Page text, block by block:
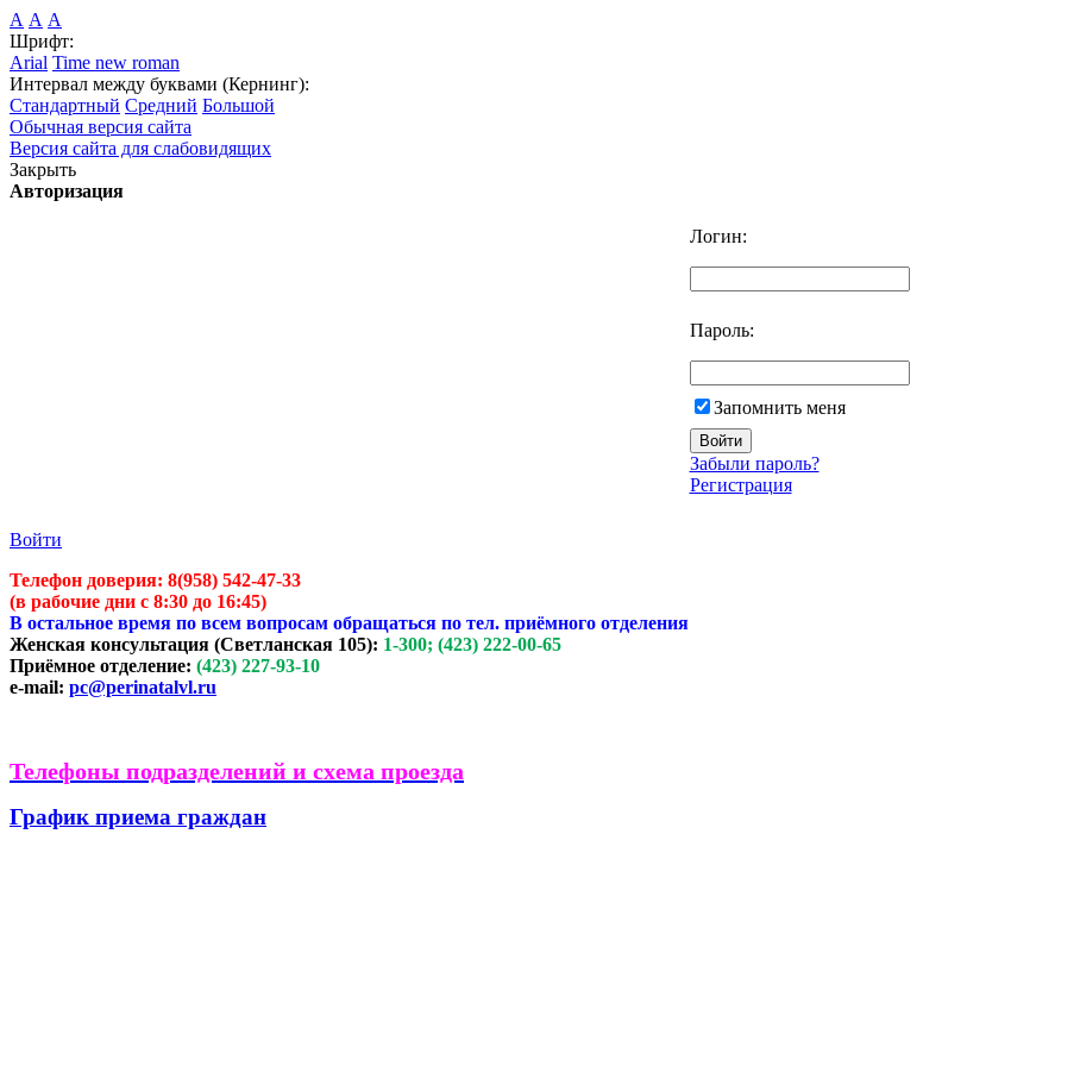
А А А
Шрифт:
Arial Time new roman
Интервал между буквами (Кернинг):
Стандартный Средний Большой
Обычная версия сайта
Версия сайта для слабовидящих
Закрыть
Авторизация
Логин:
Пароль:
Запомнить меня
Забыли пароль?
Регистрация
Войти
Телефон доверия: 8(958) 542-47-33
(в рабочие дни с 8:30 до 16:45)
В остальное время по всем вопросам обращаться по тел. приёмного отделения
Женская консультация (Светланская 105): 1-300; (423) 222-00-65
Приёмное отделение: (423) 227-93-10
e-mail: pc@perinatalvl.ru
Телефоны подразделений и схема проезда
График приема граждан